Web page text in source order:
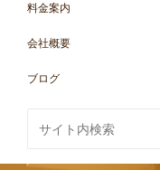
料金案内
会社概要
ブログ